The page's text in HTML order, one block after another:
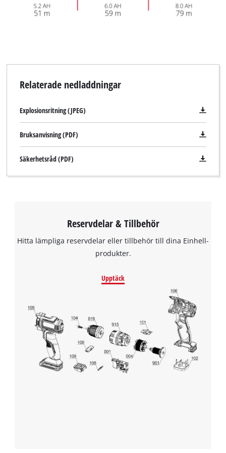
Relaterade nedladdningar
Explosionsritning (JPEG)
Bruksanvisning (PDF)
Säkerhetsråd (PDF)
Reservdelar & Tillbehör
Hitta lämpliga reservdelar eller tillbehör till dina Einhell-
produkter.
Upptäck